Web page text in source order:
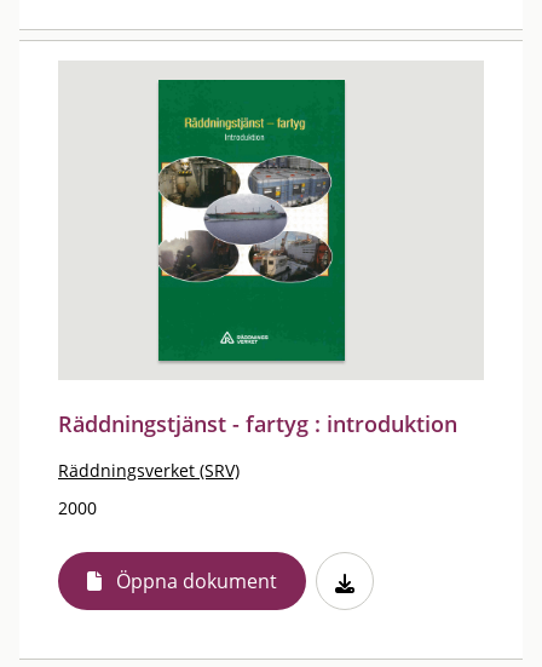
Räddningstjänst - fartyg : introduktion
Räddningsverket (SRV)
2000
Öppna dokument